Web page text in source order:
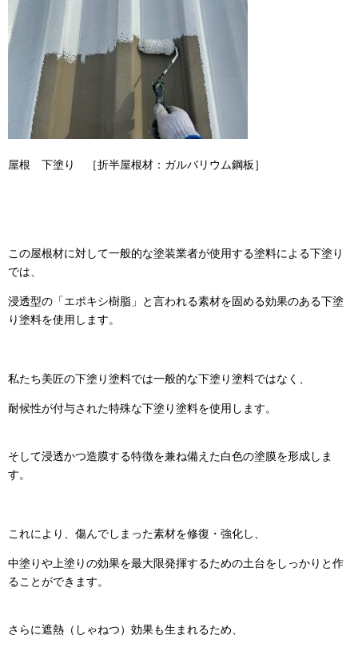
屋根 下塗り ［折半屋根材：ガルバリウム鋼板］
この屋根材に対して一般的な塗装業者が使用する塗料による下塗り
では、
浸透型の「エポキシ樹脂」と言われる素材を固める効果のある下塗
り塗料を使用します。
私たち美匠の下塗り塗料では一般的な下塗り塗料ではなく、
耐候性が付与された特殊な下塗り塗料を使用します。
そして浸透かつ造膜する特徴を兼ね備えた白色の塗膜を形成しま
す。
これにより、傷んでしまった素材を修復・強化し、
中塗りや上塗りの効果を最大限発揮するための土台をしっかりと作
ることができます。
さらに遮熱（しゃねつ）効果も生まれるため、